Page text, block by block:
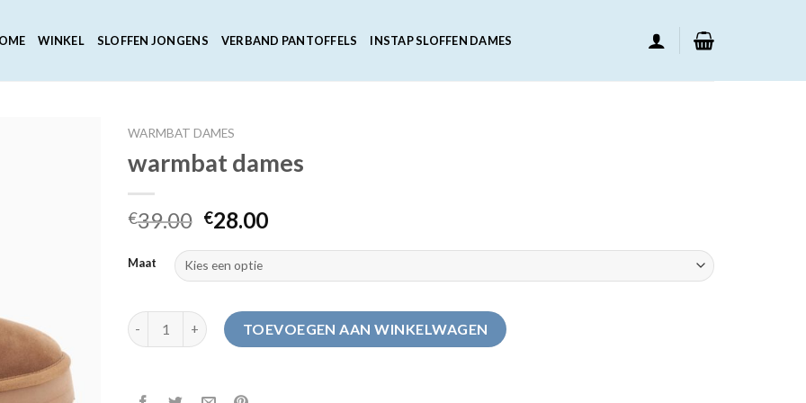
WINKEL SLOFFEN JONGENS VERBAND PANTOFFELS INSTAP SLOFFEN DAMES
WARMBAT DAMES
warmbat dames
€39.00 €28.00
Maat
warmbat dames aantalTOEVOEGEN AAN WINKELWAGEN